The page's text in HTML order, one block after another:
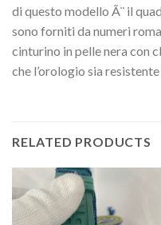
di questo modello Ã¨ il
sono forniti da numeri
cinturino in pelle nera con
che l’orologio sia
RELATED PRODUCTS